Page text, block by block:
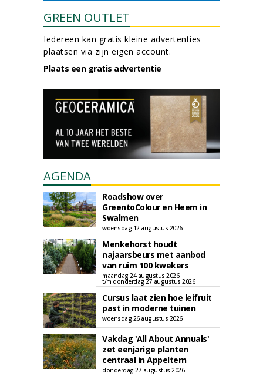
GREEN OUTLET
Iedereen kan gratis kleine advertenties
plaatsen via zijn eigen account.
Plaats een gratis advertentie
AGENDA
Roadshow over
GreentoColour en Heem in
Swalmen
woensdag 12 augustus 2026
Menkehorst houdt
najaarsbeurs met aanbod
van ruim 100 kwekers
maandag 24 augustus 2026
t/m donderdag 27 augustus 2026
Cursus laat zien hoe leifruit
past in moderne tuinen
woensdag 26 augustus 2026
Vakdag 'All About Annuals'
zet eenjarige planten
centraal in Appeltern
donderdag 27 augustus 2026